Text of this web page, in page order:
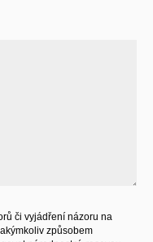
či vyjádření názoru na
způsobem